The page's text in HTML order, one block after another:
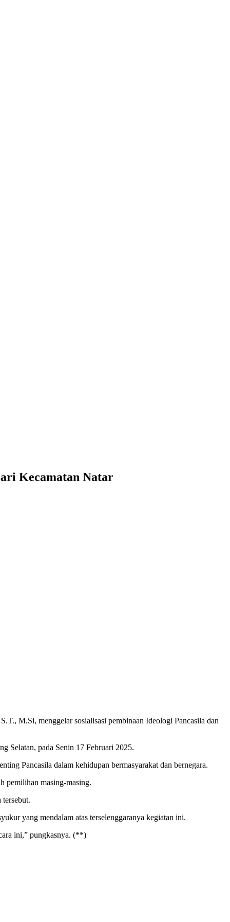
Kecamatan Natar
M.Si, menggelar sosialisasi pembinaan Ideologi Pancasila dan
Selatan, pada Senin 17 Februari 2025.
Pancasila dalam kehidupan bermasyarakat dan bernegara.
pemilihan masing-masing.
yang mendalam atas terselenggaranya kegiatan ini.
ini,” pungkasnya. (**)